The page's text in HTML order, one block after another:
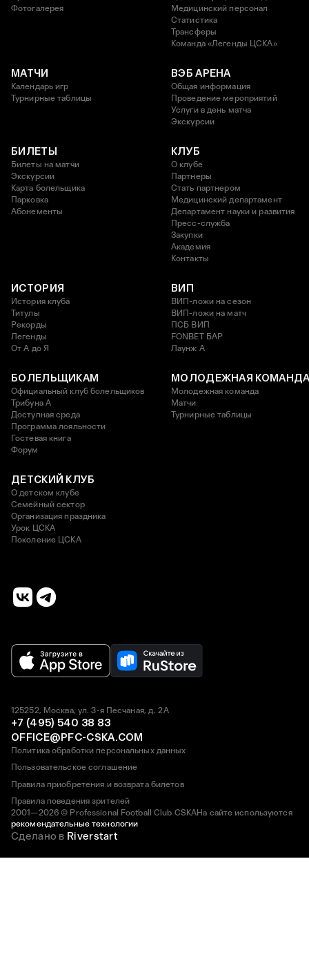
Фотогалерея
Медицинский персонал
Статистика
Трансферы
Команда «Легенды ЦСКА»
МАТЧИ
Календарь игр
Турнирные таблицы
ВЭБ АРЕНА
Общая информация
Проведение мероприятий
Услуги в день матча
Экскурсии
БИЛЕТЫ
Билеты на матчи
Экскурсии
Карта болельщика
Парковка
Абонементы
КЛУБ
О клубе
Партнеры
Стать партнером
Медицинский департамент
Департамент науки и развития
Пресс-служба
Закупки
Академия
Контакты
ИСТОРИЯ
История клуба
Титулы
Рекорды
Легенды
От А до Я
ВИП
ВИП-ложи на сезон
ВИП-ложи на матч
ПСБ ВИП
FONBET БАР
Лаунж A
БОЛЕЛЬЩИКАМ
Официальный клуб болельщиков
Трибуна А
Доступная среда
Программа лояльности
Гостевая книга
Форум
МОЛОДЕЖНАЯ
Молодежная команда
Матчи
Турнирные таблицы
ДЕТСКИЙ КЛУБ
О детском клубе
Семейный сектор
Организация праздника
Урок ЦСКА
Поколение ЦСКА
2001—2026 © Professional Football Club CSKAНа сайте используются
рекомендательные технологии
125252, Москва, ул. 3-я Песчаная, д. 2А
+7 (495) 540 38 83
OFFICE@PFC-CSKA.COM
Политика обработки персональных данных
Пользовательское соглашение
Правила приобретения и возврата билетов
Правила поведения зрителей
Сделано в Riverstart